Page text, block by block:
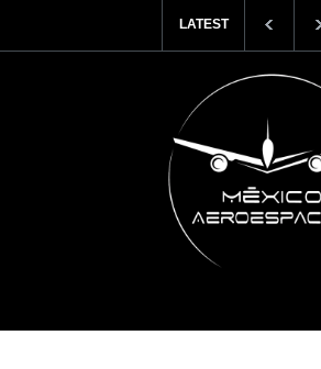
LATEST
Cougar de México llevo a la construcción